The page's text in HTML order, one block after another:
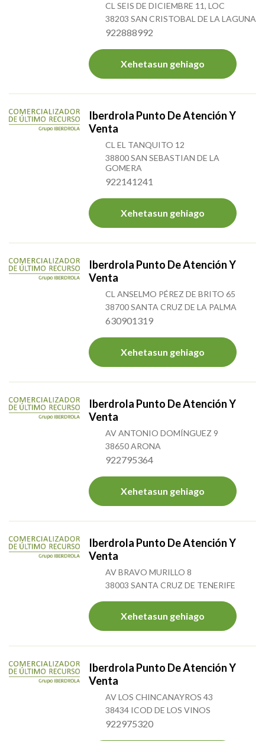
CL SEIS DE DICIEMBRE 11, LOC
38203 SAN CRISTOBAL DE LA LAGUNA
922888992
Xehetasun gehiago
Iberdrola Punto De Atención Y
Venta
CL EL TANQUITO 12
38800 SAN SEBASTIAN DE LA
GOMERA
922141241
Xehetasun gehiago
Iberdrola Punto De Atención Y
Venta
CL ANSELMO PÉREZ DE BRITO 65
38700 SANTA CRUZ DE LA PALMA
630901319
Xehetasun gehiago
Iberdrola Punto De Atención Y
Venta
AV ANTONIO DOMÍNGUEZ 9
38650 ARONA
922795364
Xehetasun gehiago
Iberdrola Punto De Atención Y
Venta
AV BRAVO MURILLO 8
38003 SANTA CRUZ DE TENERIFE
Xehetasun gehiago
Iberdrola Punto De Atención Y
Venta
AV LOS CHINCANAYROS 43
38434 ICOD DE LOS VINOS
922975320